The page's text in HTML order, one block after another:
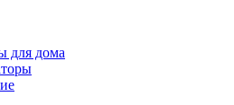
для дома